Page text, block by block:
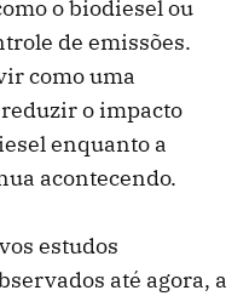
o biodiesel ou
de emissões.
como uma
o impacto
enquanto a
acontecendo.
estudos
até agora, a